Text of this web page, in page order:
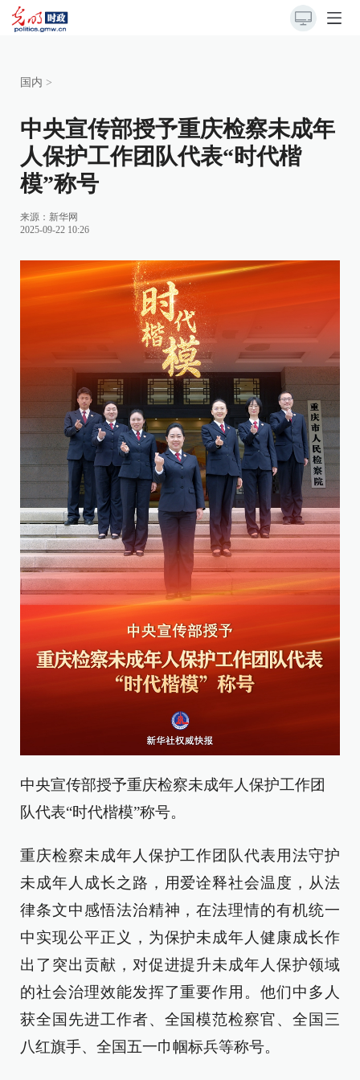
国内 >
中央宣传部授予重庆检察未成年
人保护工作团队代表“时代楷
模”称号
来源： 新华网
2025-09-22 10:26
中央宣传部授予重庆检察未成年人保护工作团
队代表“时代楷模”称号。
重庆检察未成年人保护工作团队代表用法守护
未成年人成长之路，用爱诠释社会温度，从法
律条文中感悟法治精神，在法理情的有机统一
中实现公平正义，为保护未成年人健康成长作
出了突出贡献，对促进提升未成年人保护领域
的社会治理效能发挥了重要作用。他们中多人
获全国先进工作者、全国模范检察官、全国三
八红旗手、全国五一巾帼标兵等称号。